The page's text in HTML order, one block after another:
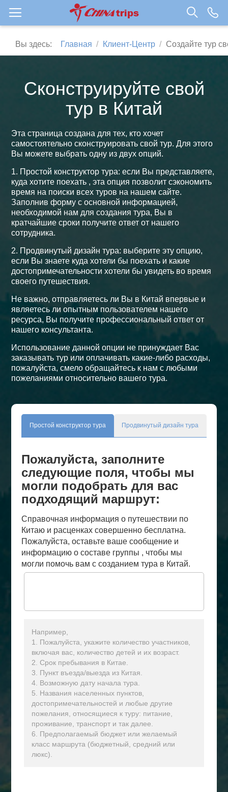
Вы здесь: Главная Клиент-Центр Создайте тур
Сконструируйте свой
тур в Китай
Эта страница создана для тех, кто хочет
самостоятельно сконструировать свой тур. Для этого
Вы можете выбрать одну из двух опций.
1. Простой конструктор тура: если Вы представляете,
куда хотите поехать , эта опция позволит сэкономить
время на поиски всех туров на нашем сайте.
Заполнив форму с основной информацией,
необходимой нам для создания тура, Вы в
кратчайшие сроки получите ответ от нашего
сотрудника.
2. Продвинутый дизайн тура: выберите эту опцию,
если Вы знаете куда хотели бы поехать и какие
достопримечательности хотели бы увидеть во время
своего путешествия.
Не важно, отправляетесь ли Вы в Китай впервые и
являетесь ли опытным пользователем нашего
ресурса, Вы получите профессиональный ответ от
нашего консультанта.
Использование данной опции не принуждает Вас
заказывать тур или оплачивать какие-либо расходы,
пожалуйста, смело обращайтесь к нам с любыми
пожеланиями относительно вашего тура.
Простой конструктор тура Продвинутый дизайн тура
Пожалуйста, заполните
следующие поля, чтобы мы
могли подобрать для вас
подходящий маршрут:
Справочная информация о путешествии по
Китаю и расценках совершенно бесплатна.
Пожалуйста, оставьте ваше сообщение и
информацию о составе группы , чтобы мы
могли помочь вам с созданием тура в Китай.
Например,
1. Пожалуйста, укажите количество участников,
включая вас, количество детей и их возраст.
2. Срок пребывания в Китае.
3. Пункт въезда/выезда из Китая.
4. Возможную дату начала тура.
5. Названия населенных пунктов,
достопримечательностей и любые другие
пожелания, относящиеся к туру: питание,
проживание, транспорт и так далее.
6. Предполагаемый бюджет или желаемый
класс маршрута (бюджетный, средний или
люкс).